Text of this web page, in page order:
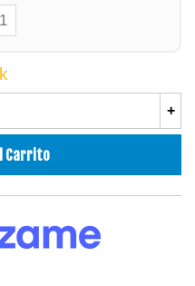
+
Carrito